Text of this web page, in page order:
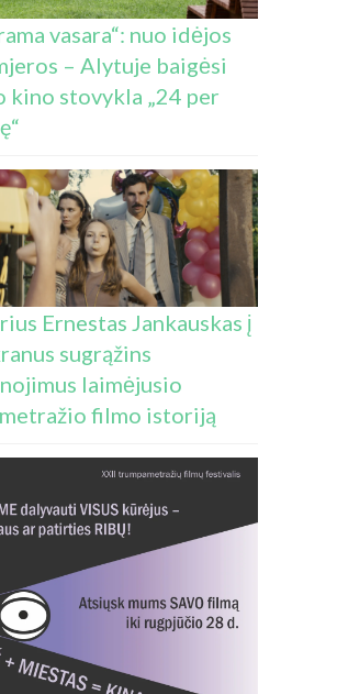
vasara“: nuo idėjos
– Alytuje baigėsi
kino stovykla „24 per
Ernestas Jankauskas į
sugrąžins
laimėjusio
filmo istoriją